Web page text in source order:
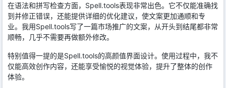
在语法和拼写检查方面，Spell.tools表现非常出色。它不仅能准确找
到并修正错误，还能提供详细的优化建议，使文案更加通顺和专
业。我用Spell.tools写了一篇市场推广的文案，从开头到结尾都非常
顺畅，几乎不需要再做额外修改。
特别值得一提的是Spell.tools的高颜值界面设计。使用过程中，我不
仅能高效创作内容，还能享受愉悦的视觉体验，提升了整体的创作
体验。